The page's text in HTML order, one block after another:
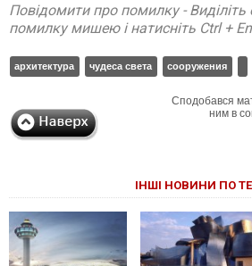
Повідомити про помилку -
помилку мишею і натисніть Ctrl +
архитектура чудеса света сооружения
Сподобався
ним в
ІНШІ НОВИНИ ПО